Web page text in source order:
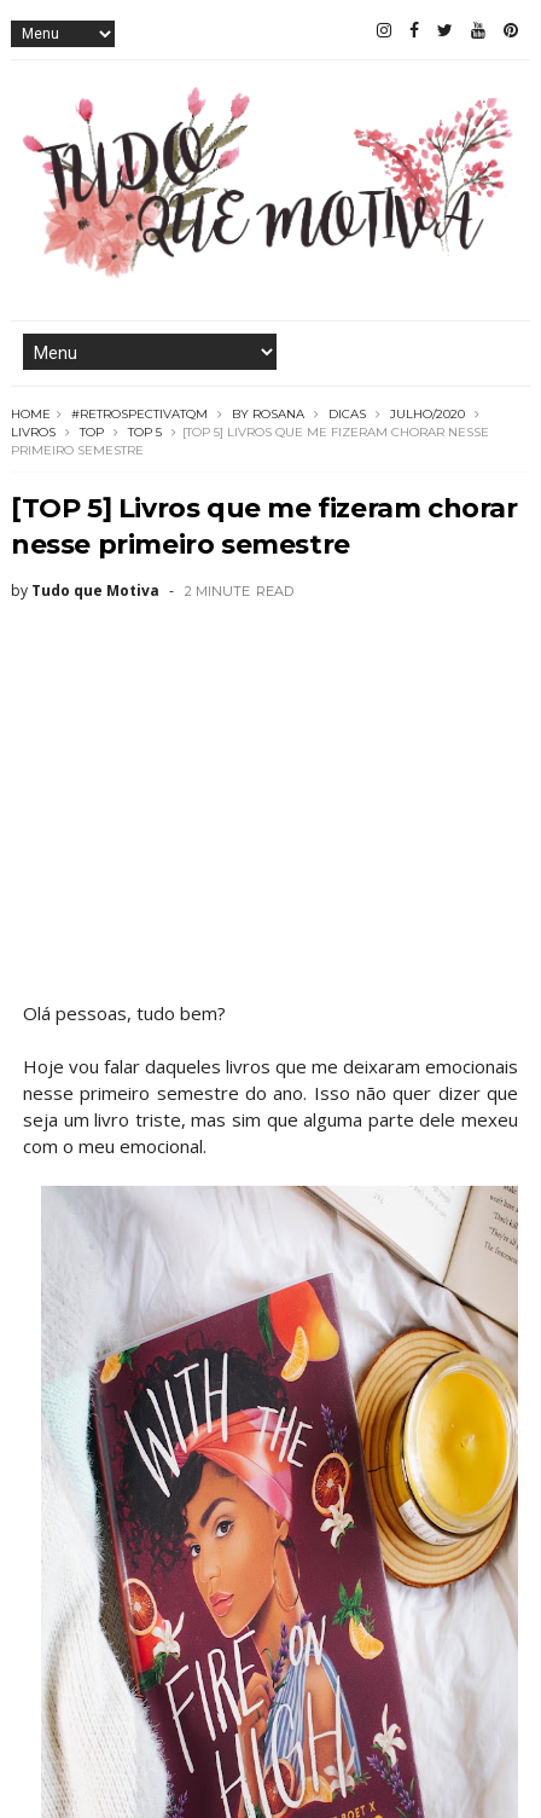
HOME #RETROSPECTIVATQM BY ROSANA DICAS
JULHO/2020
LIVROS
TOP TOP 5
[TOP 5] LIVROS QUE ME FIZERAM CHORAR NESSE
PRIMEIRO SEMESTRE
[TOP 5] Livros que me fizeram chorar
nesse primeiro semestre
by Tudo que Motiva 2 MINUTE READ
Olá pessoas, tudo bem?
Hoje vou falar daqueles livros que me deixaram emocionais
nesse primeiro semestre do ano. Isso não quer dizer que
seja um livro triste, mas sim que alguma parte dele mexeu
com o meu emocional.